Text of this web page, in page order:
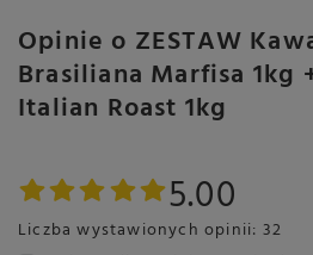
Opakowanie
Opinie o ZESTAW
Brasiliana Marfisa 1kg
Italian Roast 1kg
5.00
Liczba wystawionych opinii: 32